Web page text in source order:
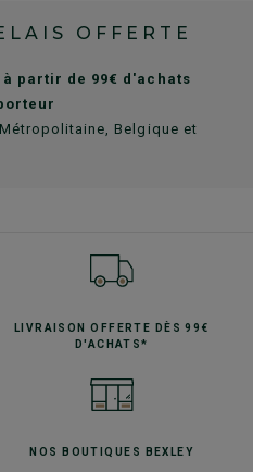
OFFERTE
partir de 99€ d'achats
Belgique et
LIVRAISON OFFERTE
DÈS 99€
D'ACHATS*
NOS BOUTIQUES BEXLEY